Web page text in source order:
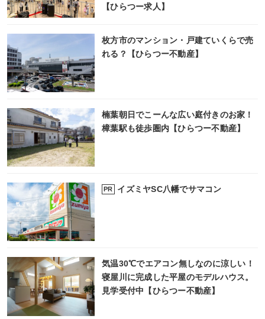
【ひらつー求人】
枚方市のマンション・戸建ていくらで売
れる？【ひらつー不動産】
楠葉朝日でこーんな広い庭付きのお家！
樟葉駅も徒歩圏内【ひらつー不動産】
PR イズミヤSC八幡でサマコン
気温30℃でエアコン無しなのに涼しい！
寝屋川に完成した平屋のモデルハウス。
見学受付中【ひらつー不動産】